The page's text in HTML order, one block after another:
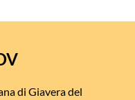
di Giavera del